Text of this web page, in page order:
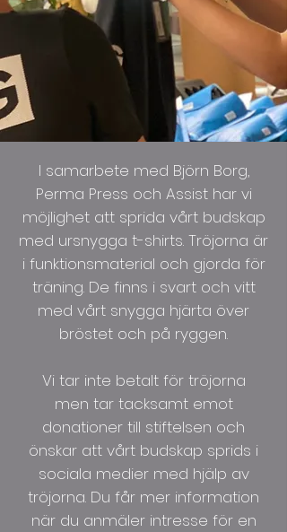
I samarbete med Björn Borg,
Perma Press och Assist har vi
möjlighet att sprida vårt budskap
med ursnygga t-shirts. Tröjorna är
i funktionsmaterial och gjorda för
träning. De finns i svart och vitt
med vårt snygga hjärta över
bröstet och på ryggen.
Vi tar inte betalt för tröjorna
men tar tacksamt emot
donationer till stiftelsen och
önskar att vårt budskap sprids i
sociala medier med hjälp av
tröjorna. Du får mer information
när du anmäler intresse för en